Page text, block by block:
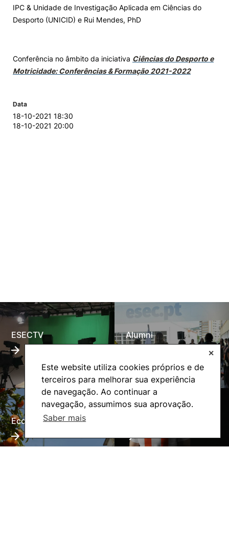
Este website utiliza cookies próprios e de
terceiros para melhorar sua experiência
de navegação. Ao continuar a
navegação, assumimos sua aprovação.
Saber mais
✕
IPC & Unidade de Investigação Aplicada em Ciências do
Desporto (UNICID) e Rui Mendes, PhD
Conferência no âmbito da iniciativa Ciências do Desporto e
Motricidade: Conferências & Formação 2021-2022
Data
18-10-2021 18:30
18-10-2021 20:00
ESECTV Alumni
Eco-Escola